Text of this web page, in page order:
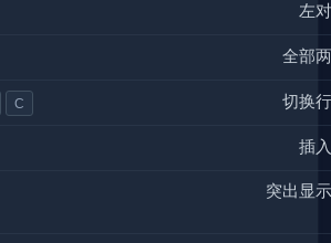
左
全部
C 切换
插
突出显